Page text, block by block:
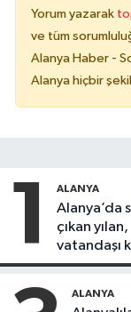
Yorum yazarak
ve tüm
Alanya Haber -
Alanya hiçbir
1 ALANYA
Alanya’da
çıkan yılan,
vatandaşı
ALANYA